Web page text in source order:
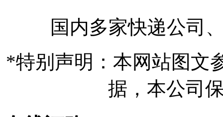
国内多家快递公司
*特别声明： 本网站图文
据，本公司